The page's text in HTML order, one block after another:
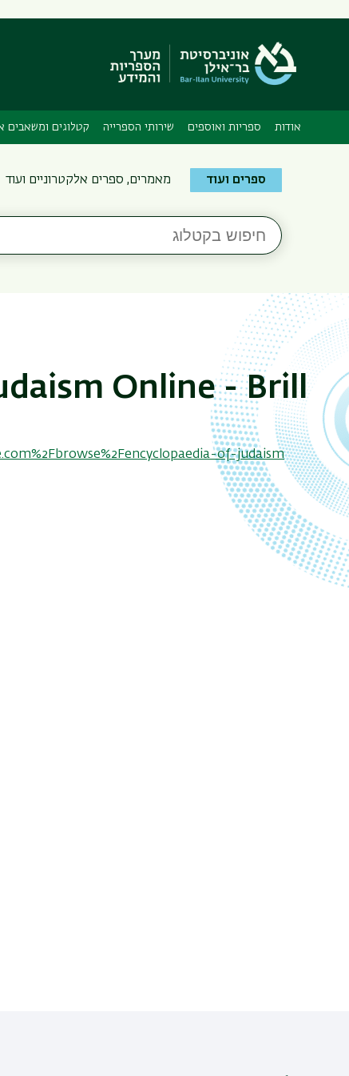
אודות ספריות ואוספים שירותי הספרייה קטלוגים ומשאבים
Search
Bar-
Ilan
ספרים ועוד מאמרים, ספרים אלקטרוניים ועוד
חיפוש
בקטלוג
Online - Brill
of-judaism